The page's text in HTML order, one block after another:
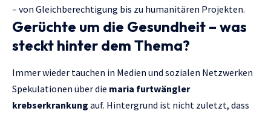
– von Gleichberechtigung bis zu humanitären Projekten.
Gerüchte um die Gesundheit – was
steckt hinter dem Thema?
Immer wieder tauchen in Medien und sozialen Netzwerken
Spekulationen über die maria furtwängler
krebserkrankung auf. Hintergrund ist nicht zuletzt, dass